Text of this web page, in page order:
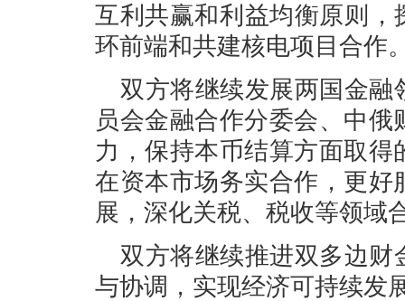
互利共赢和利益均衡原则，
环前端和共建核电项目合作
双方将继续发展两国金融
员会金融合作分委会、中
力，保持本币结算方面取
在资本市场务实合作，更
展，深化关税、税收等领域
双方将继续推进双多边财
与协调，实现经济可持续发